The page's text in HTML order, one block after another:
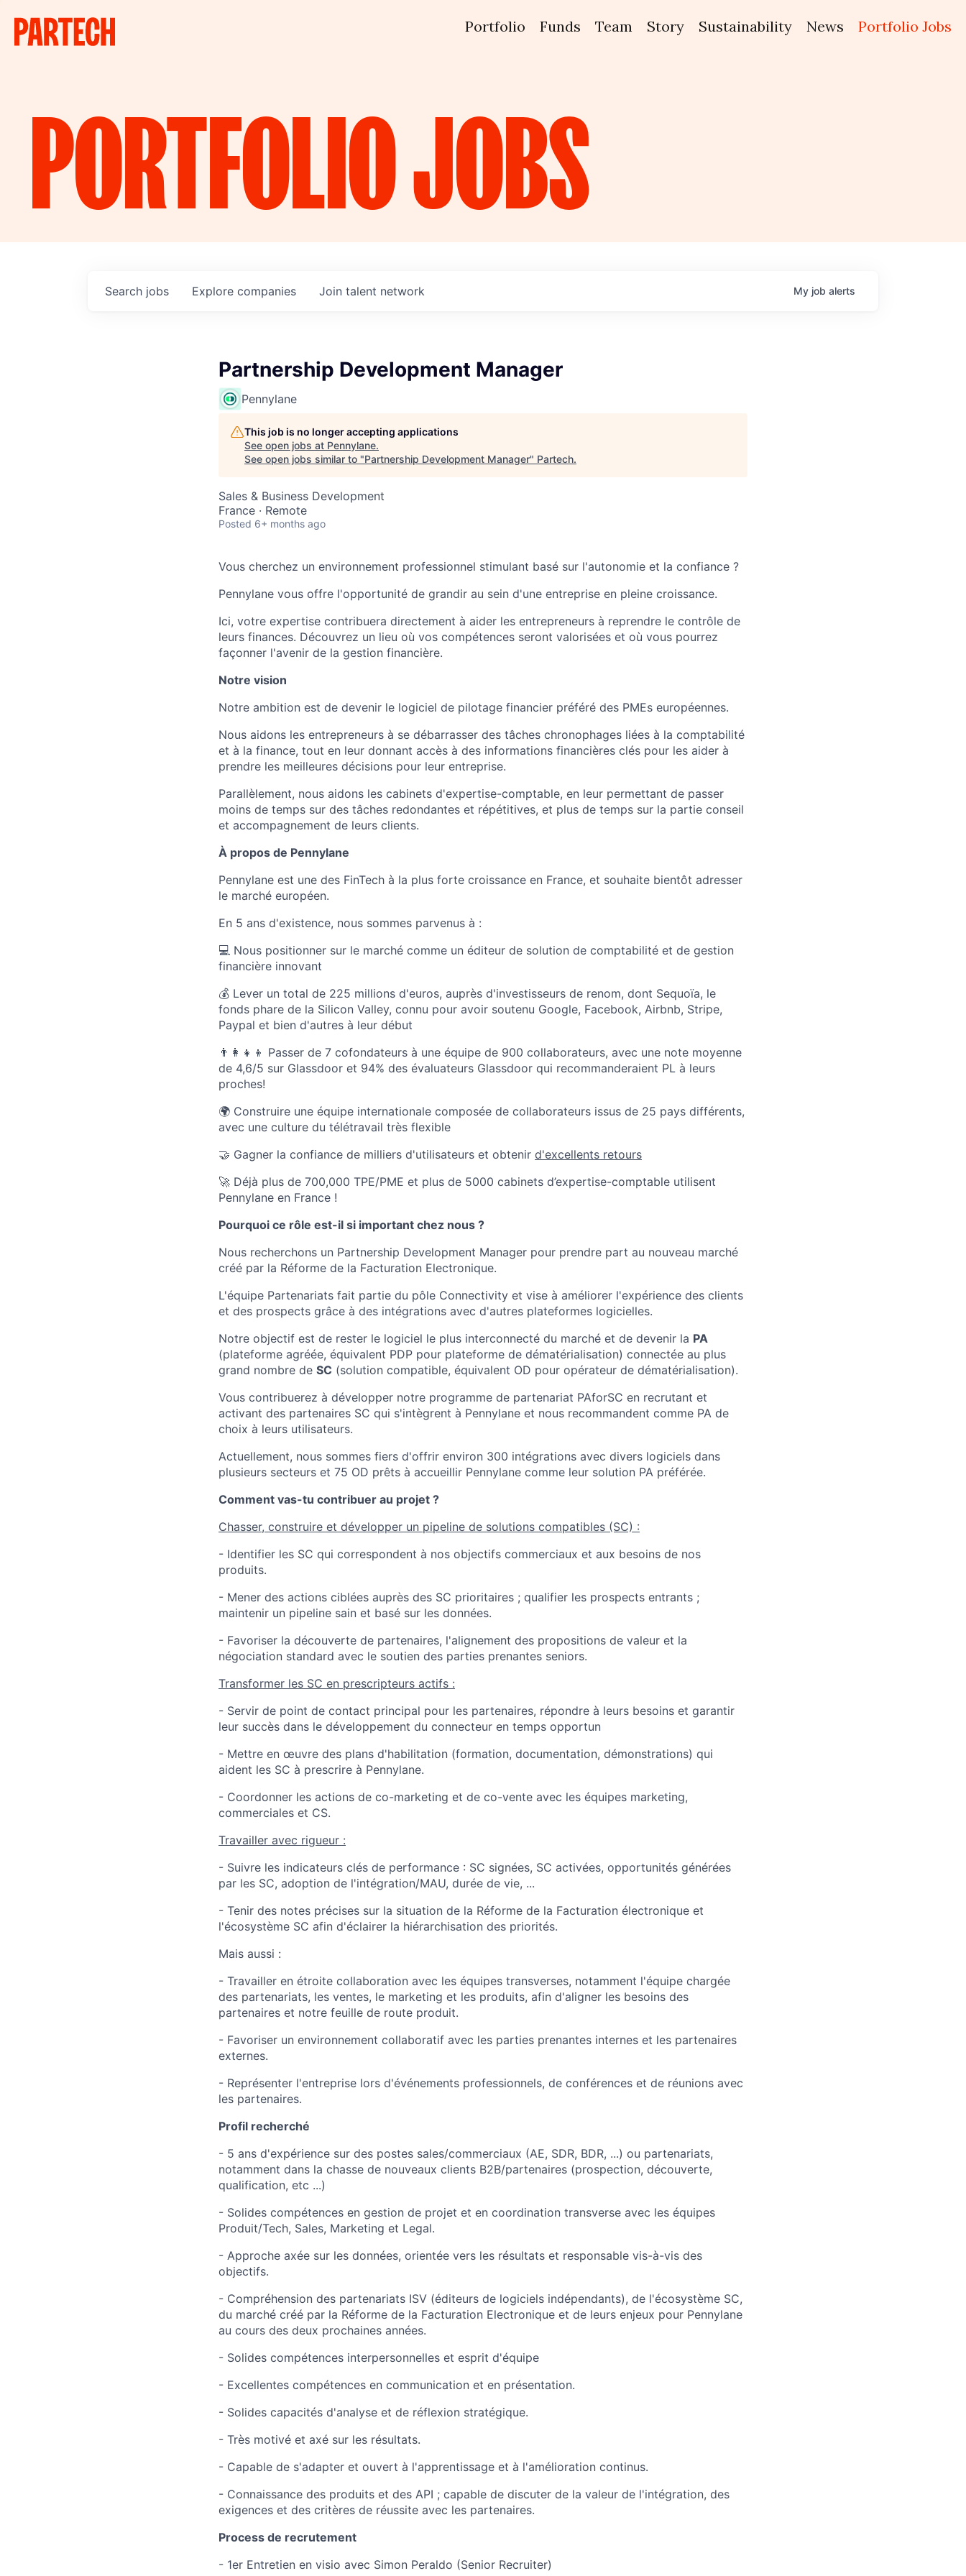
Portfolio Funds Team Story Sustainability News Portfolio Jobs
PORTFOLIOJOBS
Search jobs Explore companies Join talent network My job alerts
Partnership Development Manager
Pennylane
This job is no longer accepting applications
See open jobs at Pennylane.
See open jobs similar to "Partnership Development Manager" Partech.
Sales & Business Development
France · Remote
Posted 6+ months ago
Vous cherchez un environnement professionnel stimulant basé sur l'autonomie et la confiance ?
Pennylane vous offre l'opportunité de grandir au sein d'une entreprise en pleine croissance.
Ici, votre expertise contribuera directement à aider les entrepreneurs à reprendre le contrôle de
leurs finances. Découvrez un lieu où vos compétences seront valorisées et où vous pourrez
façonner l'avenir de la gestion financière.
Notre vision
Notre ambition est de devenir le logiciel de pilotage financier préféré des PMEs européennes.
Nous aidons les entrepreneurs à se débarrasser des tâches chronophages liées à la comptabilité
et à la finance, tout en leur donnant accès à des informations financières clés pour les aider à
prendre les meilleures décisions pour leur entreprise.
Parallèlement, nous aidons les cabinets d'expertise-comptable, en leur permettant de passer
moins de temps sur des tâches redondantes et répétitives, et plus de temps sur la partie conseil
et accompagnement de leurs clients.
À propos de Pennylane
Pennylane est une des FinTech à la plus forte croissance en France, et souhaite bientôt adresser
le marché européen.
En 5 ans d'existence, nous sommes parvenus à :
💻 Nous positionner sur le marché comme un éditeur de solution de comptabilité et de gestion
financière innovant
💰 Lever un total de 225 millions d'euros, auprès d'investisseurs de renom, dont Sequoïa, le
fonds phare de la Silicon Valley, connu pour avoir soutenu Google, Facebook, Airbnb, Stripe,
Paypal et bien d'autres à leur début
👨‍👩‍👧‍👦 Passer de 7 cofondateurs à une équipe de 900 collaborateurs, avec une note moyenne
de 4,6/5 sur Glassdoor et 94% des évaluateurs Glassdoor qui recommanderaient PL à leurs
proches!
🌍 Construire une équipe internationale composée de collaborateurs issus de 25 pays différents,
avec une culture du télétravail très flexible
🤝 Gagner la confiance de milliers d'utilisateurs et obtenir d'excellents retours
🚀 Déjà plus de 700,000 TPE/PME et plus de 5000 cabinets d’expertise-comptable utilisent
Pennylane en France !
Pourquoi ce rôle est-il si important chez nous ?
Nous recherchons un Partnership Development Manager pour prendre part au nouveau marché
créé par la Réforme de la Facturation Electronique.
L'équipe Partenariats fait partie du pôle Connectivity et vise à améliorer l'expérience des clients
et des prospects grâce à des intégrations avec d'autres plateformes logicielles.
Notre objectif est de rester le logiciel le plus interconnecté du marché et de devenir la PA
(plateforme agréée, équivalent PDP pour plateforme de dématérialisation) connectée au plus
grand nombre de SC (solution compatible, équivalent OD pour opérateur de dématérialisation).
Vous contribuerez à développer notre programme de partenariat PAforSC en recrutant et
activant des partenaires SC qui s'intègrent à Pennylane et nous recommandent comme PA de
choix à leurs utilisateurs.
Actuellement, nous sommes fiers d'offrir environ 300 intégrations avec divers logiciels dans
plusieurs secteurs et 75 OD prêts à accueillir Pennylane comme leur solution PA préférée.
Comment vas-tu contribuer au projet ?
Chasser, construire et développer un pipeline de solutions compatibles (SC) :
- Identifier les SC qui correspondent à nos objectifs commerciaux et aux besoins de nos
produits.
- Mener des actions ciblées auprès des SC prioritaires ; qualifier les prospects entrants ;
maintenir un pipeline sain et basé sur les données.
- Favoriser la découverte de partenaires, l'alignement des propositions de valeur et la
négociation standard avec le soutien des parties prenantes seniors.
Transformer les SC en prescripteurs actifs :
- Servir de point de contact principal pour les partenaires, répondre à leurs besoins et garantir
leur succès dans le développement du connecteur en temps opportun
- Mettre en œuvre des plans d'habilitation (formation, documentation, démonstrations) qui
aident les SC à prescrire à Pennylane.
- Coordonner les actions de co-marketing et de co-vente avec les équipes marketing,
commerciales et CS.
Travailler avec rigueur :
- Suivre les indicateurs clés de performance : SC signées, SC activées, opportunités générées
par les SC, adoption de l'intégration/MAU, durée de vie, ...
- Tenir des notes précises sur la situation de la Réforme de la Facturation électronique et
l'écosystème SC afin d'éclairer la hiérarchisation des priorités.
Mais aussi :
- Travailler en étroite collaboration avec les équipes transverses, notamment l'équipe chargée
des partenariats, les ventes, le marketing et les produits, afin d'aligner les besoins des
partenaires et notre feuille de route produit.
- Favoriser un environnement collaboratif avec les parties prenantes internes et les partenaires
externes.
- Représenter l'entreprise lors d'événements professionnels, de conférences et de réunions avec
les partenaires.
Profil recherché
- 5 ans d'expérience sur des postes sales/commerciaux (AE, SDR, BDR, ...) ou partenariats,
notamment dans la chasse de nouveaux clients B2B/partenaires (prospection, découverte,
qualification, etc ...)
- Solides compétences en gestion de projet et en coordination transverse avec les équipes
Produit/Tech, Sales, Marketing et Legal.
- Approche axée sur les données, orientée vers les résultats et responsable vis-à-vis des
objectifs.
- Compréhension des partenariats ISV (éditeurs de logiciels indépendants), de l'écosystème SC,
du marché créé par la Réforme de la Facturation Electronique et de leurs enjeux pour Pennylane
au cours des deux prochaines années.
- Solides compétences interpersonnelles et esprit d'équipe
- Excellentes compétences en communication et en présentation.
- Solides capacités d'analyse et de réflexion stratégique.
- Très motivé et axé sur les résultats.
- Capable de s'adapter et ouvert à l'apprentissage et à l'amélioration continus.
- Connaissance des produits et des API ; capable de discuter de la valeur de l'intégration, des
exigences et des critères de réussite avec les partenaires.
Process de recrutement
- 1er Entretien en visio avec Simon Peraldo (Senior Recruiter)